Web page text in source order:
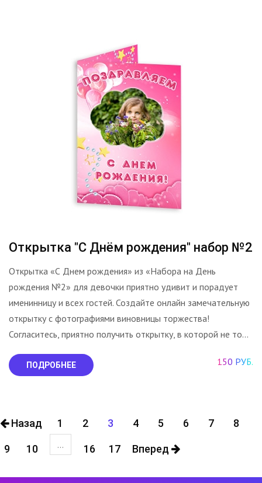
Открытка "С Днём рождения" набор №2
Открытка «С Днем рождения» из «Набора на День
рождения №2» для девочки приятно удивит и порадует
именинницу и всех гостей. Создайте онлайн замечательную
открытку с фотографиями виновницы торжества!
Согласитесь, приятно получить открытку, в которой не то...
ПОДРОБНЕЕ 150 РУБ.
Назад 1 2 3 4 5 6 7 8
9 10 ... 16 17 Вперед